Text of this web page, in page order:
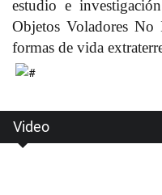
estudio e
Objetos Voladores
formas de vida
Video